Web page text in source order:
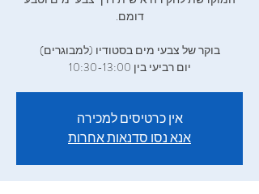
יום רביעי בין 10:30-13:00
אין כרטיסים למכירה
אנא נסו סדנאות אחרות